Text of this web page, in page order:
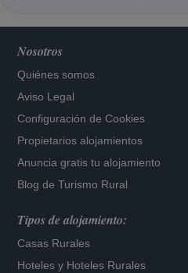
Nosotros
Quiénes somos
Aviso Legal
Configuración de Cookies
Propietarios alojamientos
Anuncia gratis tu alojamiento
Blog de Turismo Rural
Tipos de alojamiento:
Casas Rurales
Hoteles y Hoteles Rurales